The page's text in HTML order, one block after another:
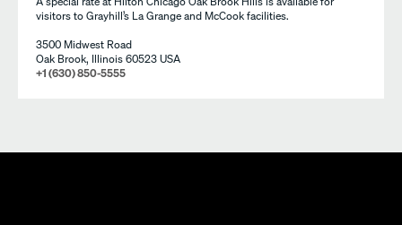
visitors to Grayhill’s La Grange and McCook facilities.
3500 Midwest Road
Oak Brook, Illinois 60523 USA
+1 (630) 850-5555